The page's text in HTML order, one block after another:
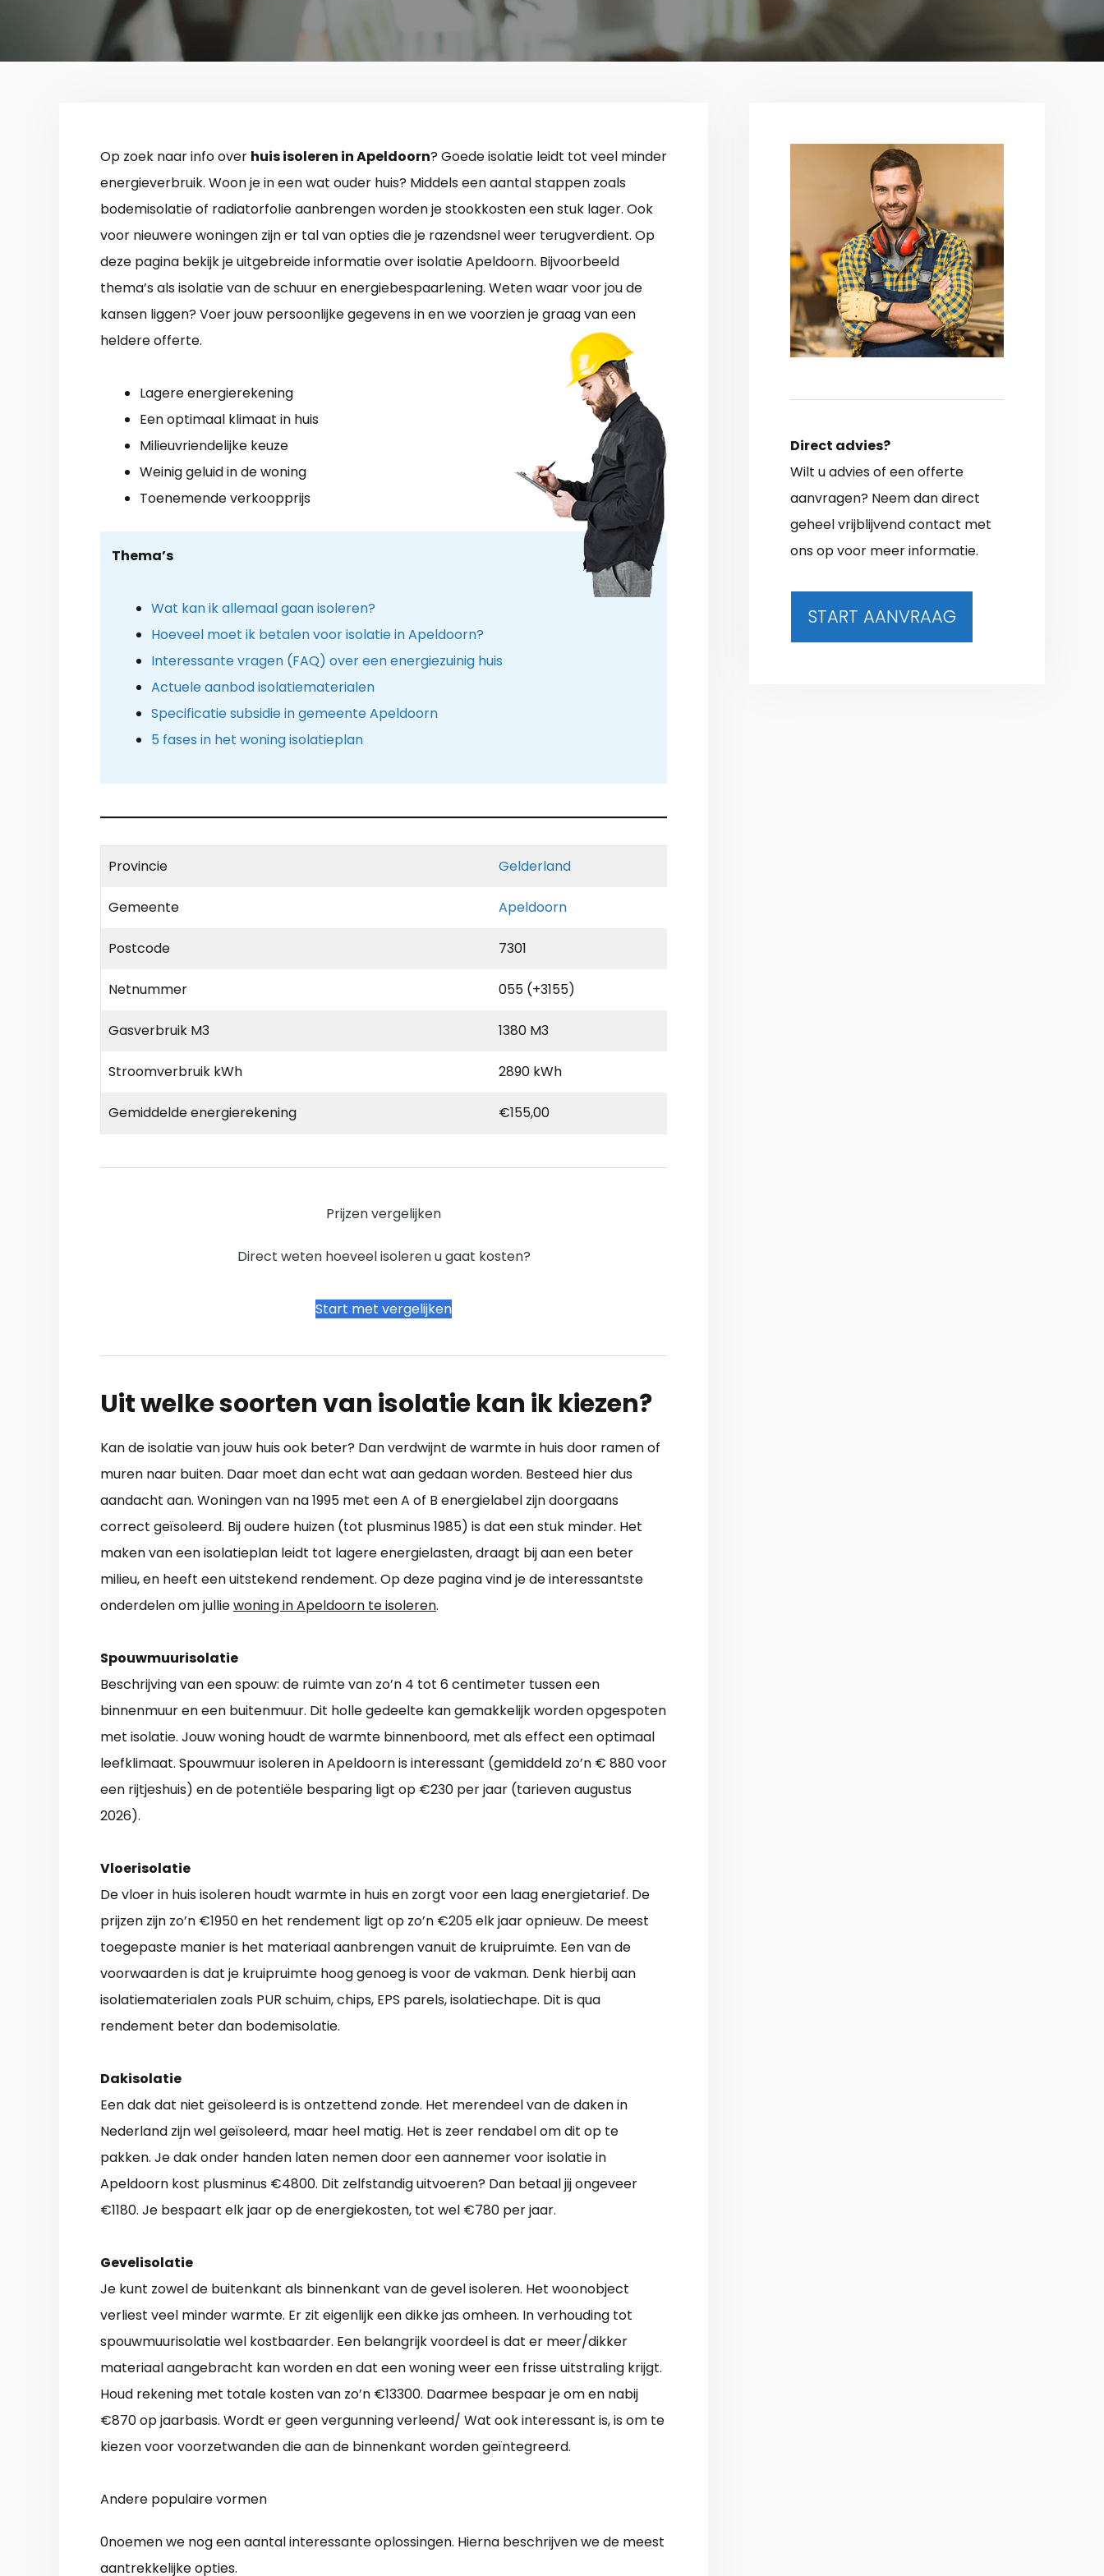
Op zoek naar info over huis isoleren in Apeldoorn? Goede isolatie leidt tot veel minder
energieverbruik. Woon je in een wat ouder huis? Middels een aantal stappen zoals
bodemisolatie of radiatorfolie aanbrengen worden je stookkosten een stuk lager. Ook
voor nieuwere woningen zijn er tal van opties die je razendsnel weer terugverdient. Op
deze pagina bekijk je uitgebreide informatie over isolatie Apeldoorn. Bijvoorbeeld
thema’s als isolatie van de schuur en energiebespaarlening. Weten waar voor jou de
kansen liggen? Voer jouw persoonlijke gegevens in en we voorzien je graag van een
heldere offerte.
Lagere energierekening
Een optimaal klimaat in huis
Milieuvriendelijke keuze
Weinig geluid in de woning
Toenemende verkoopprijs
Thema’s
Wat kan ik allemaal gaan isoleren?
Hoeveel moet ik betalen voor isolatie in Apeldoorn?
Interessante vragen (FAQ) over een energiezuinig huis
Actuele aanbod isolatiematerialen
Specificatie subsidie in gemeente Apeldoorn
5 fases in het woning isolatieplan
Provincie Gelderland
Gemeente Apeldoorn
Postcode 7301
Netnummer 055 (+3155)
Gasverbruik M3 1380 M3
Stroomverbruik kWh 2890 kWh
Gemiddelde energierekening €155,00
Prijzen vergelijken
Direct weten hoeveel isoleren u gaat kosten?
Start met vergelijken
Uit welke soorten van isolatie kan ik kiezen?
Kan de isolatie van jouw huis ook beter? Dan verdwijnt de warmte in huis door ramen of
muren naar buiten. Daar moet dan echt wat aan gedaan worden. Besteed hier dus
aandacht aan. Woningen van na 1995 met een A of B energielabel zijn doorgaans
correct geïsoleerd. Bij oudere huizen (tot plusminus 1985) is dat een stuk minder. Het
maken van een isolatieplan leidt tot lagere energielasten, draagt bij aan een beter
milieu, en heeft een uitstekend rendement. Op deze pagina vind je de interessantste
onderdelen om julliewoning in Apeldoorn te isoleren.
Spouwmuurisolatie
Beschrijving van een spouw: de ruimte van zo’n 4 tot 6 centimeter tussen een
binnenmuur en een buitenmuur. Dit holle gedeelte kan gemakkelijk worden opgespoten
met isolatie. Jouw woning houdt de warmte binnenboord, met als effect een optimaal
leefklimaat. Spouwmuur isoleren in Apeldoorn is interessant (gemiddeld zo’n € 880 voor
een rijtjeshuis) en de potentiële besparing ligt op €230 per jaar (tarieven augustus
2026).
Vloerisolatie
De vloer in huis isoleren houdt warmte in huis en zorgt voor een laag energietarief. De
prijzen zijn zo’n €1950 en het rendement ligt op zo’n €205 elk jaar opnieuw. De meest
toegepaste manier is het materiaal aanbrengen vanuit de kruipruimte. Een van de
voorwaarden is dat je kruipruimte hoog genoeg is voor de vakman. Denk hierbij aan
isolatiematerialen zoals PUR schuim, chips, EPS parels, isolatiechape. Dit is qua
rendement beter dan bodemisolatie.
Dakisolatie
Een dak dat niet geïsoleerd is is ontzettend zonde. Het merendeel van de daken in
Nederland zijn wel geïsoleerd, maar heel matig. Het is zeer rendabel om dit op te
pakken. Je dak onder handen laten nemen door een aannemer voor isolatie in
Apeldoorn kost plusminus €4800. Dit zelfstandig uitvoeren? Dan betaal jij ongeveer
€1180. Je bespaart elk jaar op de energiekosten, tot wel €780 per jaar.
Gevelisolatie
Je kunt zowel de buitenkant als binnenkant van de gevel isoleren. Het woonobject
verliest veel minder warmte. Er zit eigenlijk een dikke jas omheen. In verhouding tot
spouwmuurisolatie wel kostbaarder. Een belangrijk voordeel is dat er meer/dikker
materiaal aangebracht kan worden en dat een woning weer een frisse uitstraling krijgt.
Houd rekening met totale kosten van zo’n €13300. Daarmee bespaar je om en nabij
€870 op jaarbasis. Wordt er geen vergunning verleend/ Wat ook interessant is, is om te
kiezen voor voorzetwanden die aan de binnenkant worden geïntegreerd.
Andere populaire vormen
0noemen we nog een aantal interessante oplossingen. Hierna beschrijven we de meest
aantrekkelijke opties.
Direct advies?
Wilt u advies of een offerte
aanvragen? Neem dan direct
geheel vrijblijvend contact met
ons op voor meer informatie.
START AANVRAAG